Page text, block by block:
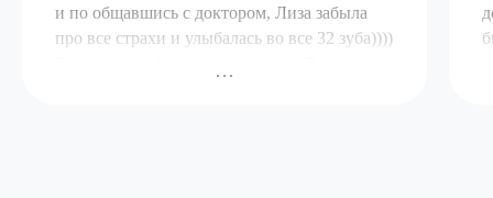
и по общавшись с доктором, Лиза забыла
про все страхи и улыбалась во все 32 зуба))))